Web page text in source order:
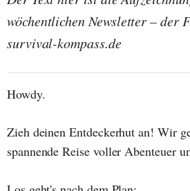
wöchentlichen Newsletter – der
survival-kompass.de
Howdy.
Zieh deinen Entdeckerhut an! Wir
spannende Reise voller Abenteuer